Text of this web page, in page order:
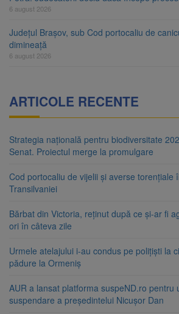
6 august 2026
Județul Brașov, sub Cod portocaliu de
dimineață
6 august 2026
ARTICOLE RECENTE
Strategia națională pentru biodiversitate
Senat. Proiectul merge la promulgare
Cod portocaliu de vijelii și averse torențiale
Transilvaniei
Bărbat din Victoria, reținut după ce și-ar fi
ori în câteva zile
Urmele atelajului i-au condus pe polițiști la
pădure la Ormeniș
AUR a lansat platforma suspeND.ro pentru
suspendare a președintelui Nicușor Dan